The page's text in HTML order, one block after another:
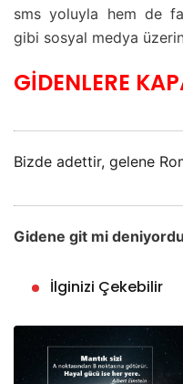
sms yoluyla hem de
gibi sosyal medya
GİDENLERE
Bizde adettir, gelene
Gidene git mi
İlginizi Çekebilir